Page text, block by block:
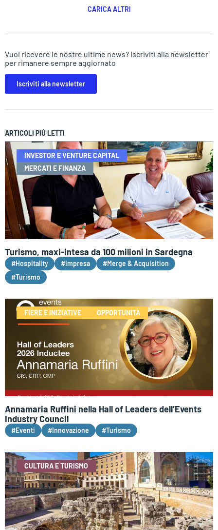
CARICA ALTRI
Vuoi ricevere le nostre ultime news? Iscriviti alla newsletter
per rimanere sempre aggiornato
Iscriviti alla newsletter
ARTICOLI PIÙ LETTI
INVESTOR E VENTURE CAPITAL
MERCATI E FINANZA
Turismo, maxi-intesa da 100 milioni in Sardegna
#Hospitality #Impresa
#Merge & Acquisition
#Turismo
FIERE E INIZIATIVE OPPORTUNITÀ
Annamaria Ruffini nella Hall of Leaders dell’Events
Industry Council
#Eventi #Innovazione #Turismo
CULTURA E TURISMO